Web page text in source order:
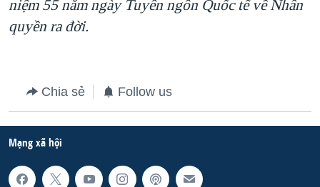
niệm 55 năm ngày Tuyên ngôn Quốc tế về Nhân
quyền ra đời.
Chia sẻ Follow us
Mạng xã hội